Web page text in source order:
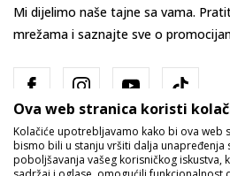
Mi dijelimo naše tajne sa vama.
mrežama i saznajte sve o
Ova web stranica koristi
Kolačiće upotrebljavamo kako bi ova web
bismo bili u stanju vršiti dalja unapređenja
poboljšavanja vašeg korisničkog iskustva,